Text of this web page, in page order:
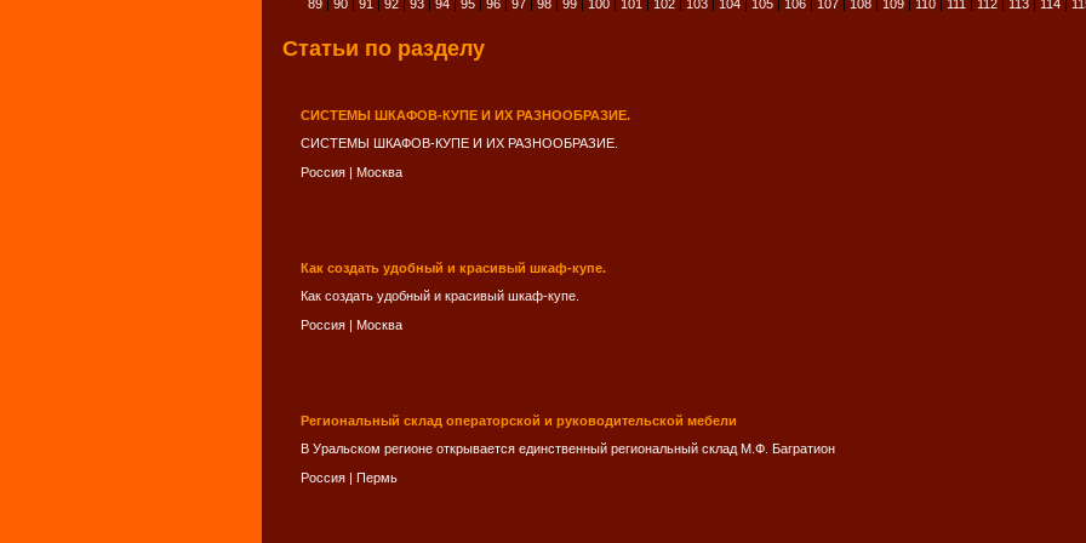
89| 90| 91 | 92| 93| 94| 95| 96| 97| 98| 99| 100| 101 | 102| 103| 104| 105| 106| 107| 108| 109| 110| 111 | 112| 113| 114|
Статьи по разделу
СИСТЕМЫ ШКАФОВ-КУПЕ И ИХ РАЗНООБРАЗИЕ.
СИСТЕМЫ ШКАФОВ-КУПЕ И ИХ РАЗНООБРАЗИЕ.
Россия | Москва
Как создать удобный и красивый шкаф-купе.
Как создать удобный и красивый шкаф-купе.
Россия | Москва
Региональный склад операторской и руководительской мебели
В Уральском регионе открывается единственный региональный склад М.Ф. Багратион
Россия | Пермь